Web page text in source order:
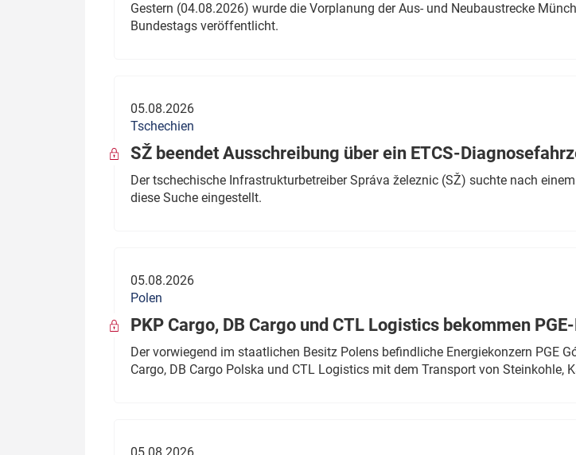
Gestern (04.08.2026) wurde die Vorplanung der Aus- und Neubaustrecke
Bundestags veröffentlicht.
05.08.2026
Tschechien
SŽ beendet Ausschreibung über ein ETCS-
Der tschechische Infrastrukturbetreiber Správa železnic (SŽ) suchte nach
diese Suche eingestellt.
05.08.2026
Polen
PKP Cargo, DB Cargo und CTL Logistics bekommen
Der vorwiegend im staatlichen Besitz Polens befindliche Energiekonzern PGE
Cargo, DB Cargo Polska und CTL Logistics mit dem Transport von Steinkohle,